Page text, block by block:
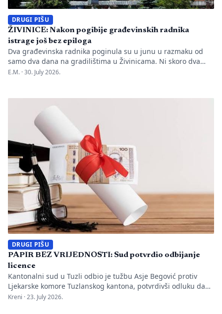
DRUGI PIŠU
ŽIVINICE: Nakon pogibije građevinskih radnika
istrage još bez epiloga
Dva građevinska radnika poginula su u junu u razmaku od
samo dva dana na gradilištima u Živinicama. Ni skoro dva
mjeseca kasnije javnosti nisu poznati uzroci nesreća, niti je
Mahmutović Dok Tužilaštvo Tuzlanskog kantona sprovodi
istrage, odgovornost […]
E.M. ·30. July 2026.
DRUGI PIŠU
PAPIR BEZ VRIJEDNOSTI: Sud potvrdio odbijanje
licence
Kantonalni sud u Tuzli odbio je tužbu Asje Begović protiv
Ljekarske komore Tuzlanskog kantona, potvrdivši odluku da
joj se ne izda, odnosno ne obnovi licenca za samostalan rad
Kreni ·23. July 2026.